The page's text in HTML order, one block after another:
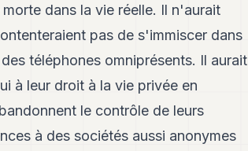
dans la vie réelle. Il n'aurait
pas de s'immiscer dans
téléphones omniprésents. Il aurait
à leur droit à la vie privée en
le contrôle de leurs
à des sociétés aussi anonymes